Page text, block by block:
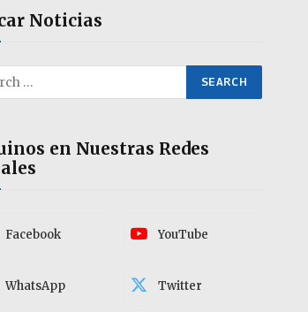
Noticias
en Nuestras Redes
Facebook YouTube
WhatsApp Twitter